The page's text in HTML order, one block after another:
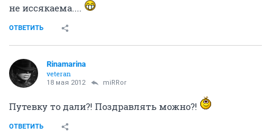
не иссякаема....
ОТВЕТИТЬ
Rinamarina
veteran
18 мая 2012 miRRor
Путевку то дали?! Поздравлять можно?!
ОТВЕТИТЬ